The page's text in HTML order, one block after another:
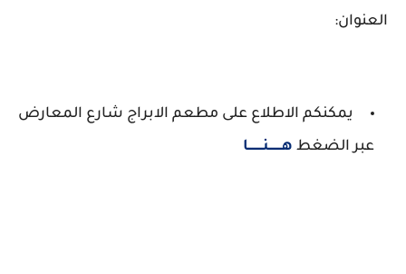
العنوان:
يمكنكم الاطلاع على مطعم الابراج شارع المعارض
عبر الضغط هـــــــنــــــــا